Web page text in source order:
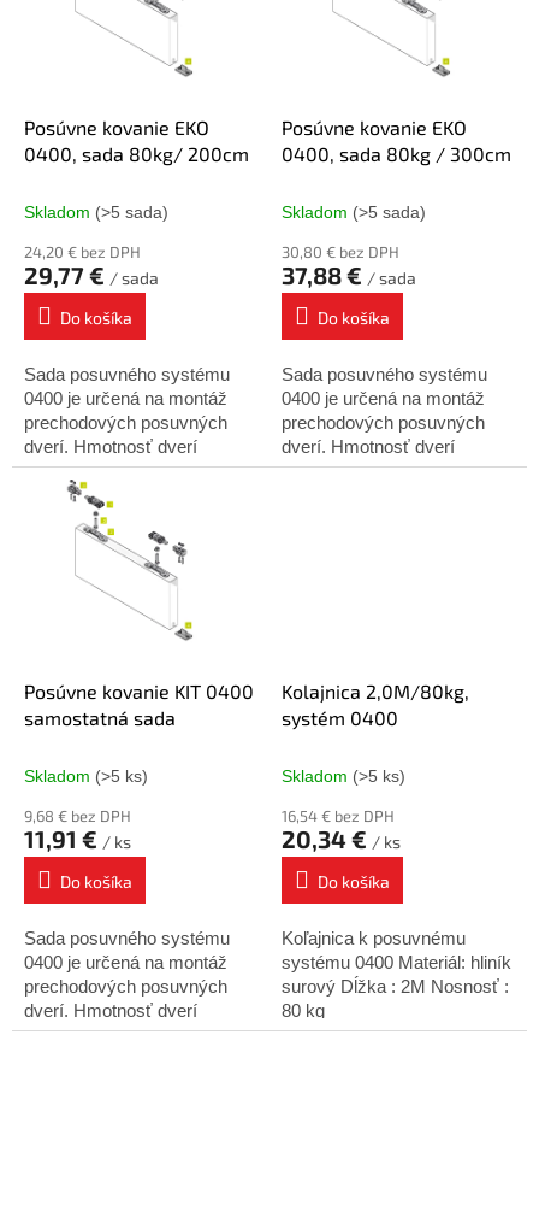
Posúvne kovanie EKO
0400, sada 80kg/ 200cm
Skladom (>5 sada)
24,20 € bez DPH
29,77 € / sada
Do košíka
Sada posuvného systému
0400 je určená na montáž
prechodových posuvných
dverí. Hmotnosť dverí
nesmie presiahnuť 80 kg.
Minimálna hrúbka dverí - 25
mm. Sada obsahuje:
Koľajnica...
Posúvne kovanie EKO
0400, sada 80kg / 300cm
Skladom (>5 sada)
30,80 € bez DPH
37,88 € / sada
Do košíka
Sada posuvného systému
0400 je určená na montáž
prechodových posuvných
dverí. Hmotnosť dverí
nesmie presiahnuť 80 kg.
Posúvne kovanie KIT 0400
samostatná sada
Skladom (>5 ks)
9,68 € bez DPH
11,91 € / ks
Do košíka
Sada posuvného systému
0400 je určená na montáž
prechodových posuvných
dverí. Hmotnosť dverí
nesmie presiahnuť 80 kg.
Kolajnica 2,0M/80kg,
systém 0400
Skladom (>5 ks)
16,54 € bez DPH
20,34 € / ks
Do košíka
Koľajnica k posuvnému
systému 0400 Materiál: hliník
surový Dĺžka : 2M Nosnosť :
80 kg